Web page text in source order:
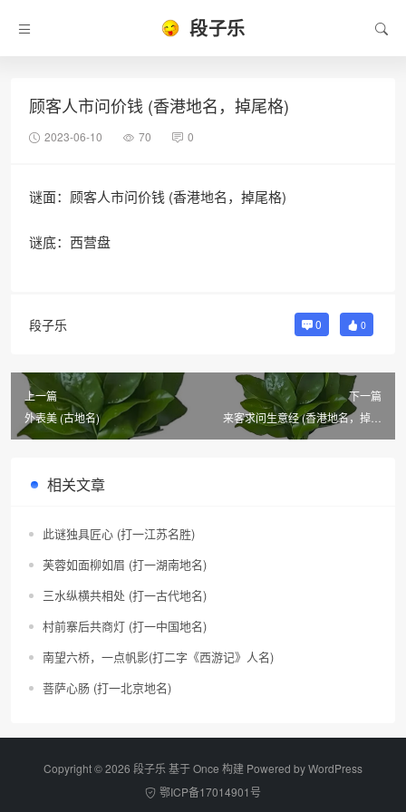
段子乐
顾客人市问价钱 (香港地名，掉尾格)
2023-06-10 70 0
谜面：顾客人市问价钱 (香港地名，掉尾格)
谜底：西营盘
段子乐 0 0
上一篇
外表美 (古地名)
下一篇
来客求问生意经 (香港地名，掉尾
相关文章
此谜独具匠心 (打一江苏名胜)
芙蓉如面柳如眉 (打一湖南地名)
三水纵横共相处 (打一古代地名)
村前寨后共商灯 (打一中国地名)
南望六桥，一点帆影(打二字《西游记》人名)
菩萨心肠 (打一北京地名)
Copyright © 2026 段子乐 基于 Once 构建 Powered byWordPress
鄂ICP备17014901号